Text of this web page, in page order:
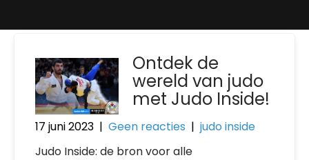
Ontdek de
wereld van judo
met Judo Inside!
17 juni 2023 | Geen reacties | judo inside
Judo Inside: de bron voor alle